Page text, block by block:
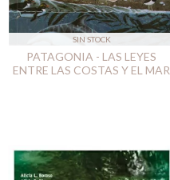
SIN STOCK
PATAGONIA - LAS LEYES
ENTRE LAS COSTAS Y EL MAR